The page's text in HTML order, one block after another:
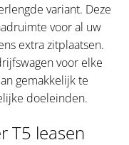
variant. Deze
voor al uw
extra zitplaatsen.
voor elke
gemakkelijk te
doeleinden.
T5 leasen